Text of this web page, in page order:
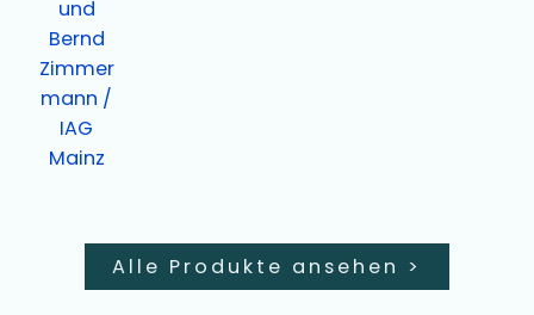
Alle Produkte ansehen >